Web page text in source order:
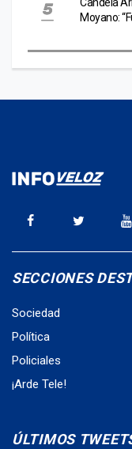
Moyano:
SECCIONES
Sociedad
Política
Policiales
¡Arde Tele!
ÚLTIMOS